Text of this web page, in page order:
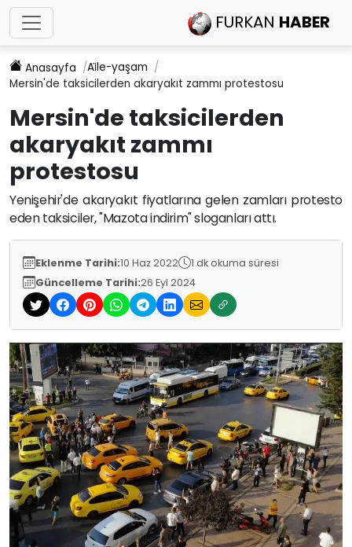
FURKAN HABER
Anasayfa
Ai̇le-yaşam
Mersin'de taksicilerden akaryakıt zammı protestosu
Mersin'de taksicilerden
akaryakıt zammı
protestosu
Yenişehir'de akaryakıt fiyatlarına gelen zamları protesto
eden taksiciler, "Mazota indirim" sloganları attı.
Eklenme Tarihi:10 Haz 2022
1 dk okuma süresi
Güncelleme Tarihi:26 Eyl 2024